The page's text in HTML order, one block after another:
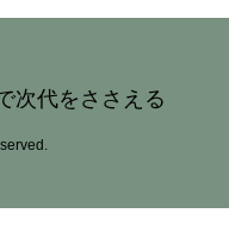
次代をささえる